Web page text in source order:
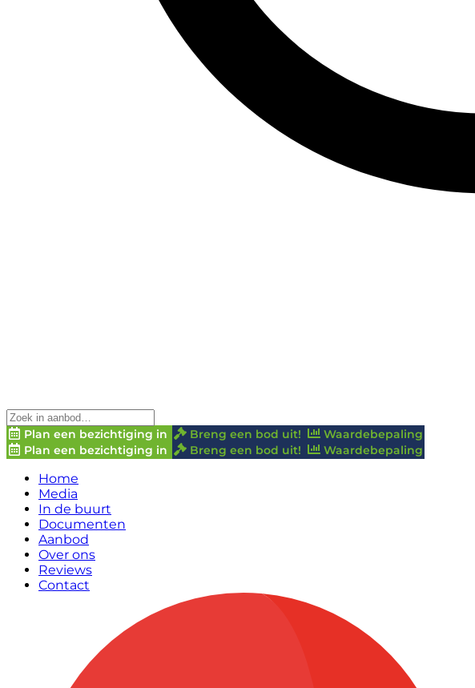
Plan een bezichtiging in Breng een bod uit!
Waardebepaling
Plan een bezichtiging in
Breng een bod uit! Waardebepaling
Home
Media
In de buurt
Documenten
Aanbod
Over ons
Reviews
Contact